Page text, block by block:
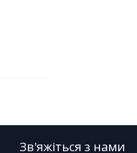
Зв'яжіться з нами